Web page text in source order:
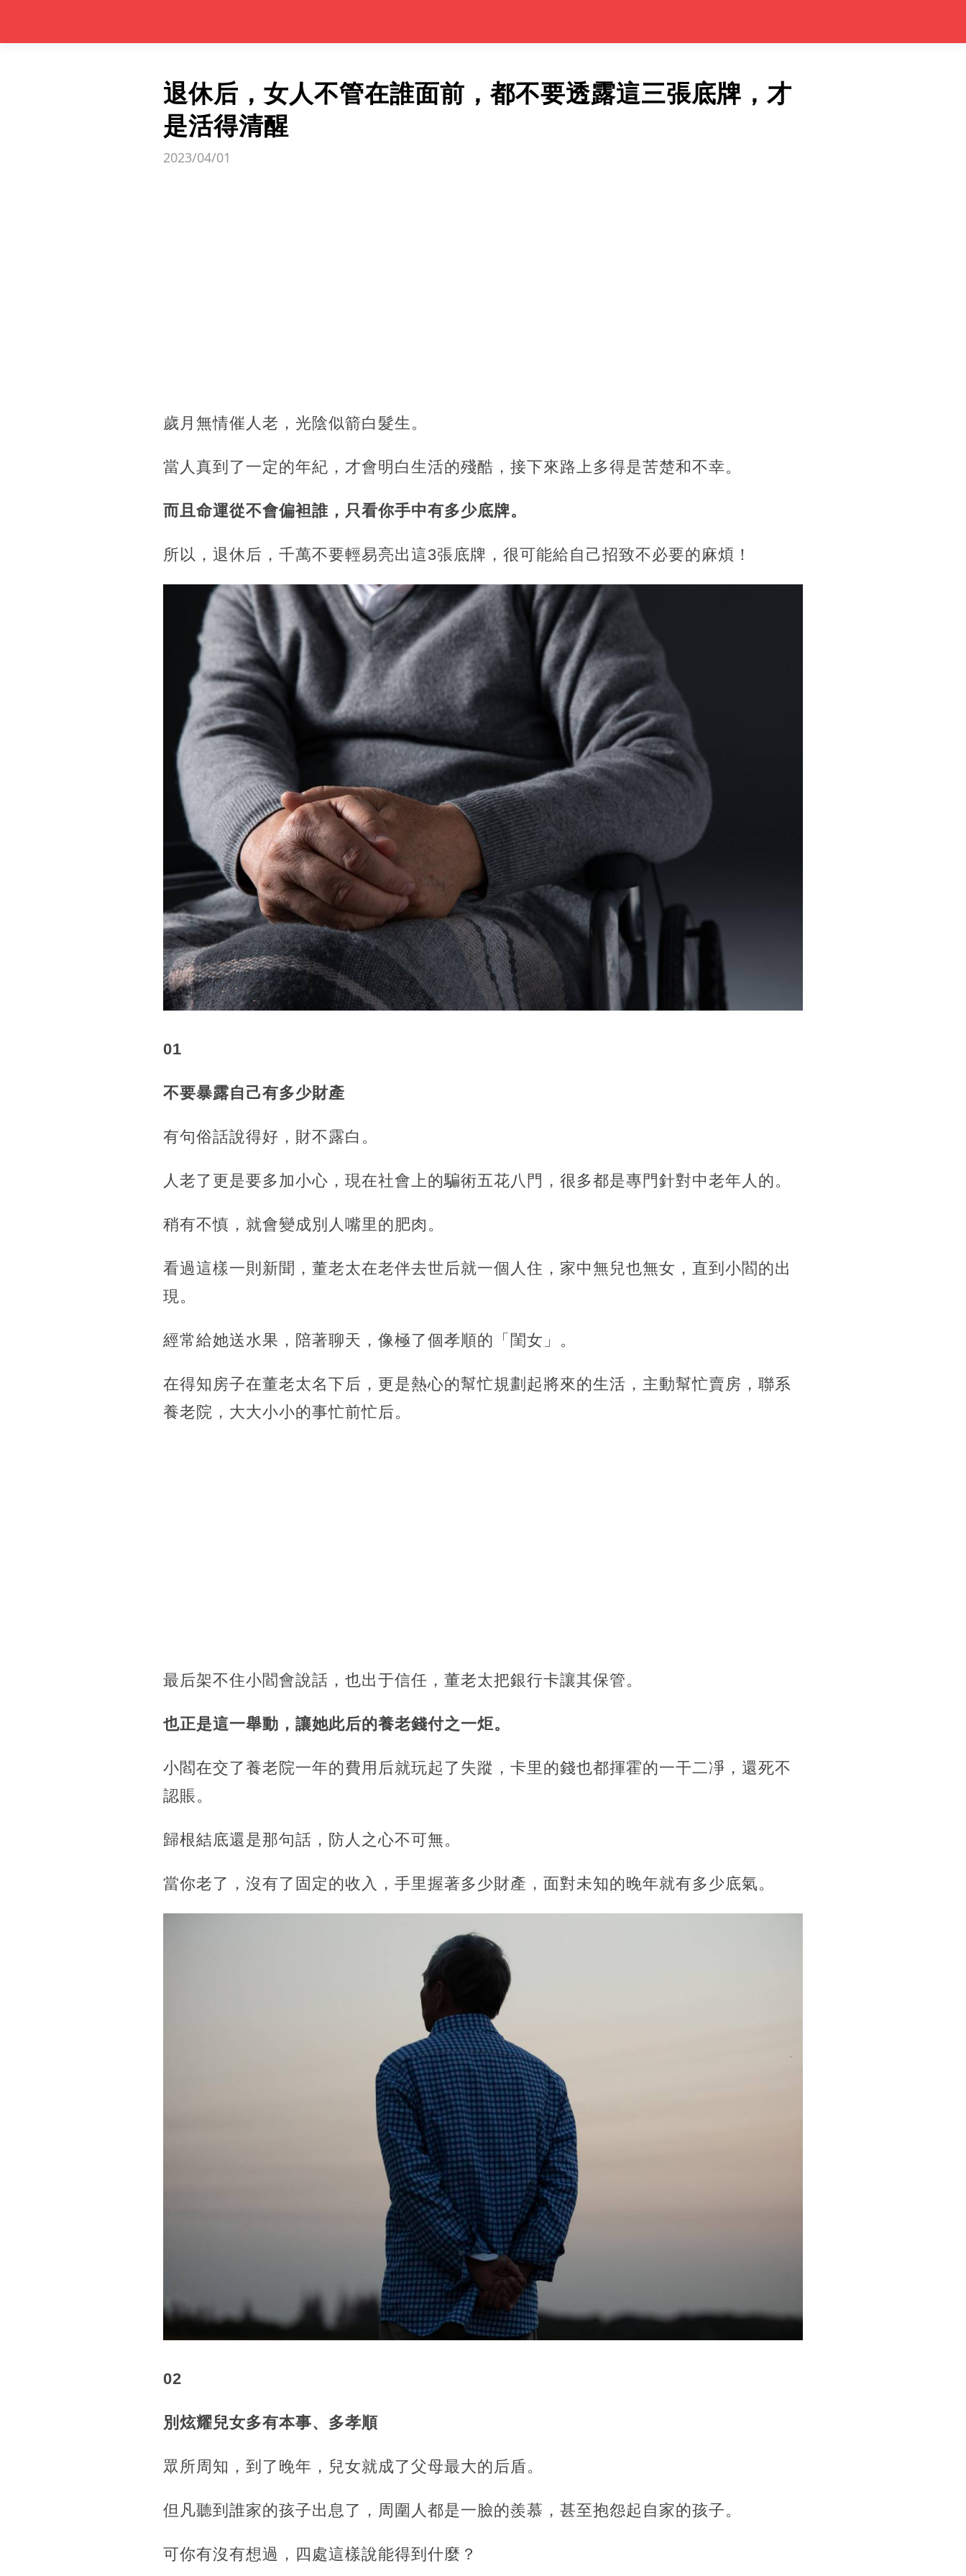
退休后，女人不管在誰面前，都不要透露這三張底牌，才
是活得清醒
2023/04/01
歲月無情催人老，光陰似箭白髮生。
當人真到了一定的年紀，才會明白生活的殘酷，接下來路上多得是苦楚和不幸。
而且命運從不會偏袒誰，只看你手中有多少底牌。
所以，退休后，千萬不要輕易亮出這3張底牌，很可能給自己招致不必要的麻煩！
01
不要暴露自己有多少財產
有句俗話說得好，財不露白。
人老了更是要多加小心， 現在社會上的騙術五花八門，很多都是專門針對中老年人的。
稍有不慎，就會變成別人嘴里的肥肉。
看過這樣一則新聞，董老太在老伴去世后就一個人住，家中無兒也無女，直到小閻的出
現。
經常給她送水果，陪著聊天，像極了個孝順的「閨女」。
在得知房子在董老太名下后，更是熱心的幫忙規劃起將來的生活，主動幫忙賣房，聯系
養老院，大大小小的事忙前忙后。
最后架不住小閻會說話，也出于信任，董老太把銀行卡讓其保管。
也正是這一舉動，讓她此后的養老錢付之一炬。
小閻在交了養老院一年的費用后就玩起了失蹤，卡里的錢也都揮霍的一干二凈，還死不
認賬。
歸根結底還是那句話，防人之心不可無。
當你老了，沒有了固定的收入，手里握著多少財產，面對未知的晚年就有多少底氣。
02
別炫耀兒女多有本事、多孝順
眾所周知，到了晚年，兒女就成了父母最大的后盾。
但凡聽到誰家的孩子出息了，周圍人都是一臉的羨慕，甚至抱怨起自家的孩子。
可你有沒有想過，四處這樣說能得到什麼？